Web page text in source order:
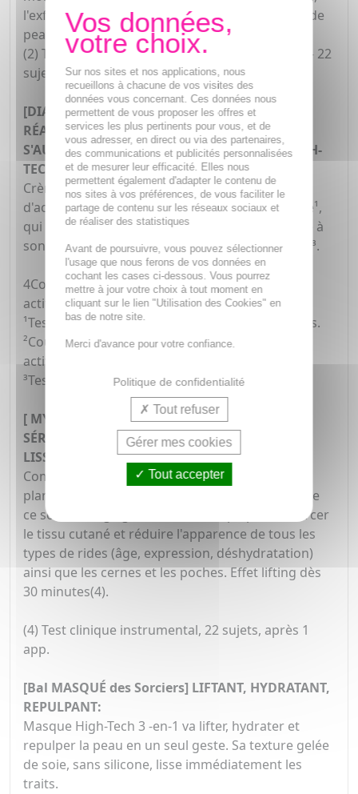
l'exfoliation, étape précieuse de leur nettoyage de
peau.
(2) Test clinique sous contrôle dermatologique – 22
sujets.
[DIABOLIQUE TOMATE] CREME D'EAU:
RÉAPPRENEZ À VOTRE PEAU À
S'AUTOHYDRATER(4) AVEC UNE FORMULE HIGH-
TECH DU POTAGER !
Crème d'eau, véritable soin de beauté gorgé
d'actifs hydratant 24H, repulpant et bonne mine¹,
qui réapprend à la peau à s'autohydrater² grâce à
son actif oléomoléculaire booster de céramides³.
4Couches superficielles de l'épiderme - Test sur
actif 20 sujets.
¹Test consommateurs, auto-évaluation, 75 sujets.
²Couches superficielles de l'épiderme – Test sur
actif 20 sujets.
³Tests in-vitro et ex-vivo sur actif.
[ MYSTÉRIEUX Repulpant ]: UN MYSTÉRIEUX
SÉRUM DE SOIE ANTI-ÂGE, POUR UNE PEAU
LISSÉE ET REPULPÉE.
Combinant biologie moléculaire et pouvoir des
plantes dans une formule High-Tech, les actifs de
ce soin anti-âge global aident à repulper, renforcer
le tissu cutané et réduire l'apparence de tous les
types de rides (âge, expression, déshydratation)
ainsi que les cernes et les poches. Effet lifting dès
30 minutes(4).
(4) Test clinique instrumental, 22 sujets, après 1
app.
[Bal MASQUÉ des Sorciers] LIFTANT, HYDRATANT,
REPULPANT:
Masque High-Tech 3 -en-1 va lifter, hydrater et
repulper la peau en un seul geste. Sa texture gelée
de soie, sans silicone, lisse immédiatement les
traits.
Sur nos sites et nos applications, nous
recueillons à chacune de vos visites des
données vous concernant. Ces données nous
permettent de vous proposer les offres et
services les plus pertinents pour vous, et de
vous adresser, en direct ou via des partenaires,
des communications et publicités personnalisées
et de mesurer leur efficacité. Elles nous
permettent également d'adapter le contenu de
nos sites à vos préférences, de vous faciliter le
partage de contenu sur les réseaux sociaux et
de réaliser des statistiques
Avant de poursuivre, vous pouvez sélectionner
l'usage que nous ferons de vos données en
cochant les cases ci-dessous. Vous pourrez
mettre à jour votre choix à tout moment en
cliquant sur le lien "Utilisation des Cookies" en
bas de notre site.
Merci d'avance pour votre confiance.
Politique de confidentialité
Tout refuser
Gérer mes cookies
Tout accepter